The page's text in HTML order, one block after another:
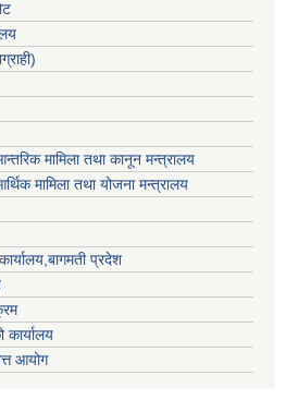
मामिला तथा कानून मन्त्रालय
मामिला तथा योजना मन्त्रालय
प्रदेश
कार्यालय
आयोग